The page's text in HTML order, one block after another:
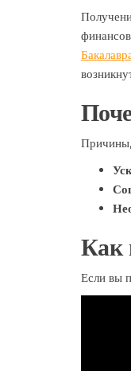
Как
Если вы